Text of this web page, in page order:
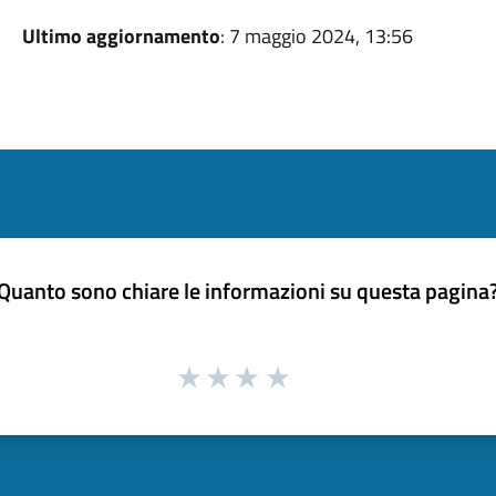
Ultimo aggiornamento: 7 maggio 2024, 13:56
sono chiare le informazioni su questa